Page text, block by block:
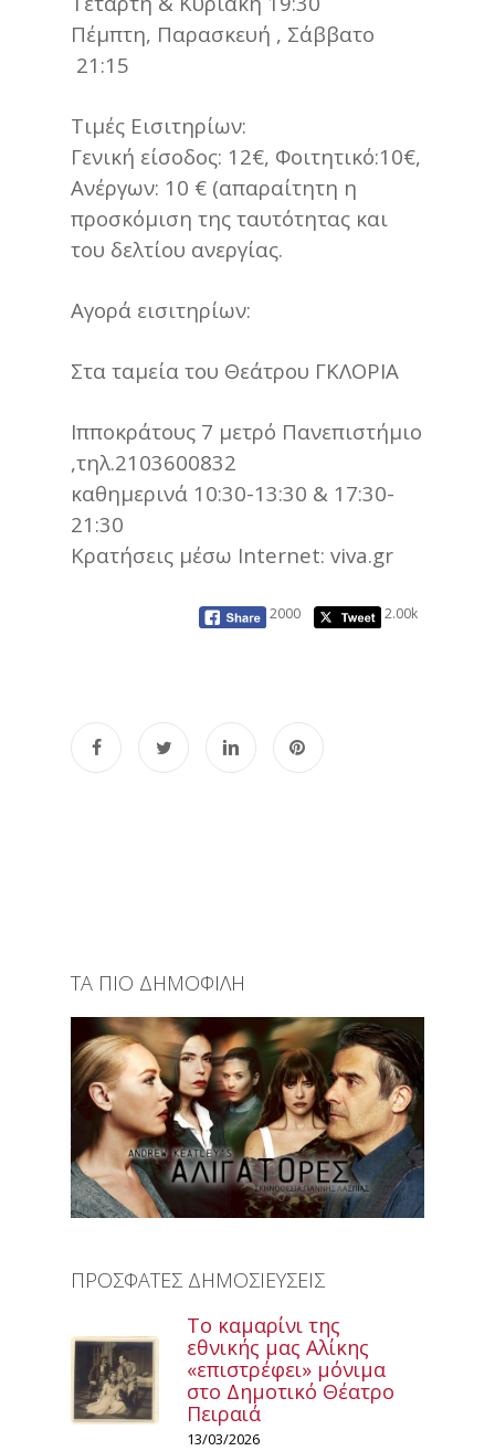
Πέμπτη, Παρασκευή , Σάββατο
21:15
Τιμές Εισιτηρίων:
Γενική είσοδος: 12€, Φοιτητικό:10€,
Ανέργων: 10 € (απαραίτητη η
προσκόμιση της ταυτότητας και
του δελτίου ανεργίας.
Αγορά εισιτηρίων:
Στα ταμεία του Θεάτρου ΓΚΛΟΡΙΑ
Ιπποκράτους 7 μετρό Πανεπιστήμιο
,τηλ.2103600832
καθημερινά 10:30-13:30 & 17:30-
21:30
Κρατήσεις μέσω Internet: viva.gr
2000 2.00k
ΤΑ ΠΙΟ ΔΗΜΟΦΙΛΗ
ΠΡΟΣΦΑΤΕΣ ΔΗΜΟΣΙΕΥΣΕΙΣ
Το καμαρίνι της
εθνικής μας Αλίκης
«επιστρέφει» μόνιμα
στο Δημοτικό Θέατρο
Πειραιά
13/03/2026